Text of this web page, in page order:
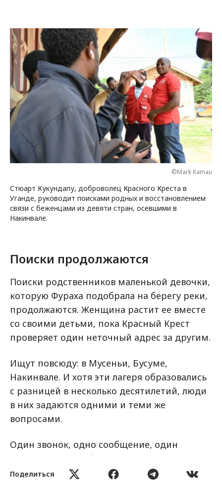
Поделиться
©Mark Kamau
Стюарт Кукундапу, доброволец Красного Креста в
Уганде, руководит поисками родных и восстановлением
связи с беженцами из девяти стран, осевшими в
Накинвале.
Поиски продолжаются
Поиски родственников маленькой девочки,
которую Фураха подобрала на берегу реки,
продолжаются. Женщина растит ее вместе
со своими детьми, пока Красный Крест
проверяет один неточный адрес за другим.
Ищут повсюду: в Мусеньи, Бусуме,
Накинвале. И хотя эти лагеря образовались
с разницей в несколько десятилетий, люди
в них задаются одними и теми же
вопросами.
Один звонок, одно сообщение, один
заряженный телефон — всё это шажки к
цели.